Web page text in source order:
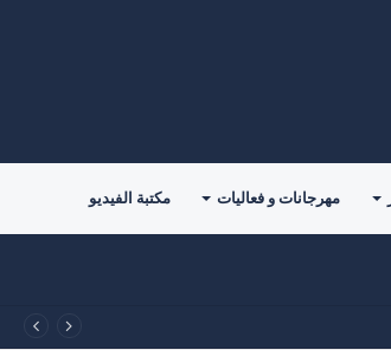
مهرجانات و فعاليات مكتبة الفيديو